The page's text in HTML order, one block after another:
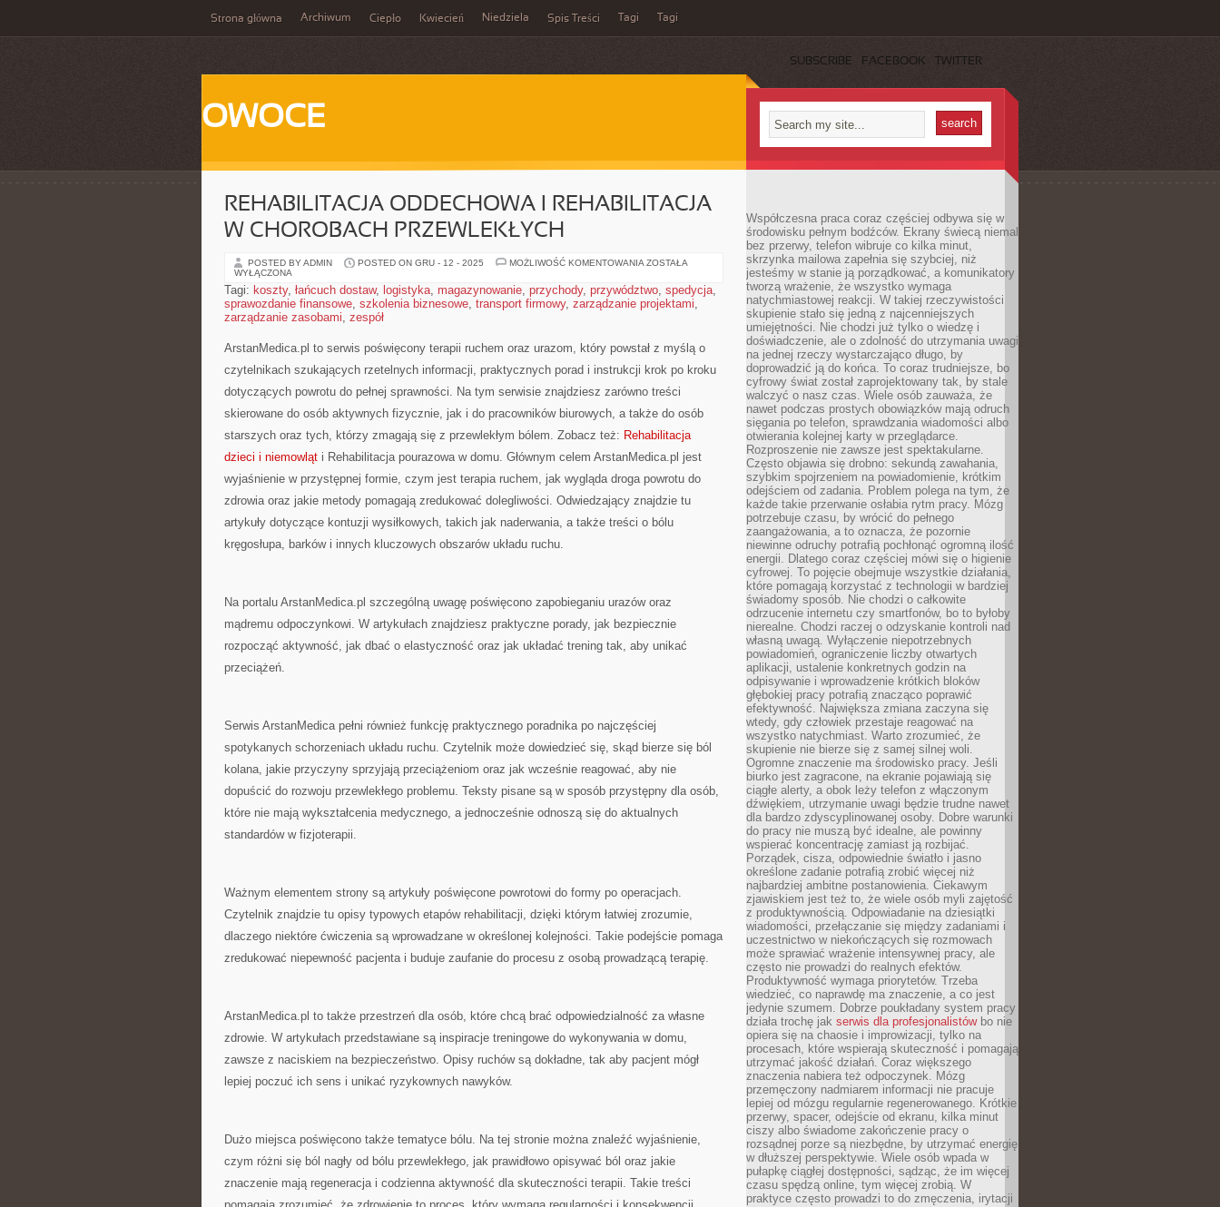
Strona główna Archiwum Ciepło Kwiecień Niedziela Spis Treści Tagi Tagi
SUBSCRIBE FACEBOOK TWITTER
OWOCE
REHABILITACJA ODDECHOWA I REHABILITACJA
W CHOROBACH PRZEWLEKŁYCH
POSTED BY ADMIN POSTED ON GRU - 12 - 2025 MOŻLIWOŚĆ KOMENTOWANIA REHABILITACJA
REHABILITACJA
W
CHOROBACH
ZOSTAŁA
WYŁĄCZONA
Tagi: koszty, łańcuch dostaw, logistyka, magazynowanie, przychody, przywództwo, spedycja,
sprawozdanie finansowe, szkolenia biznesowe, transport firmowy, zarządzanie projektami,
zarządzanie zasobami, zespół
ArstanMedica.pl to serwis poświęcony terapii ruchem oraz urazom, który powstał z myślą o
czytelnikach szukających rzetelnych informacji, praktycznych porad i instrukcji krok po kroku
dotyczących powrotu do pełnej sprawności. Na tym serwisie znajdziesz zarówno treści
skierowane do osób aktywnych fizycznie, jak i do pracowników biurowych, a także do osób
starszych oraz tych, którzy zmagają się z przewlekłym bólem. Zobacz też: Rehabilitacja
dzieci i niemowląt i Rehabilitacja pourazowa w domu. Głównym celem ArstanMedica.pl jest
wyjaśnienie w przystępnej formie, czym jest terapia ruchem, jak wygląda droga powrotu do
zdrowia oraz jakie metody pomagają zredukować dolegliwości. Odwiedzający znajdzie tu
artykuły dotyczące kontuzji wysiłkowych, takich jak naderwania, a także treści o bólu
kręgosłupa, barków i innych kluczowych obszarów układu ruchu.
Na portalu ArstanMedica.pl szczególną uwagę poświęcono zapobieganiu urazów oraz
mądremu odpoczynkowi. W artykułach znajdziesz praktyczne porady, jak bezpiecznie
rozpocząć aktywność, jak dbać o elastyczność oraz jak układać trening tak, aby unikać
przeciążeń.
Serwis ArstanMedica pełni również funkcję praktycznego poradnika po najczęściej
spotykanych schorzeniach układu ruchu. Czytelnik może dowiedzieć się, skąd bierze się ból
kolana, jakie przyczyny sprzyjają przeciążeniom oraz jak wcześnie reagować, aby nie
dopuścić do rozwoju przewlekłego problemu. Teksty pisane są w sposób przystępny dla osób,
które nie mają wykształcenia medycznego, a jednocześnie odnoszą się do aktualnych
standardów w fizjoterapii.
Ważnym elementem strony są artykuły poświęcone powrotowi do formy po operacjach.
Czytelnik znajdzie tu opisy typowych etapów rehabilitacji, dzięki którym łatwiej zrozumie,
dlaczego niektóre ćwiczenia są wprowadzane w określonej kolejności. Takie podejście pomaga
zredukować niepewność pacjenta i buduje zaufanie do procesu z osobą prowadzącą terapię.
ArstanMedica.pl to także przestrzeń dla osób, które chcą brać odpowiedzialność za własne
zdrowie. W artykułach przedstawiane są inspiracje treningowe do wykonywania w domu,
zawsze z naciskiem na bezpieczeństwo. Opisy ruchów są dokładne, tak aby pacjent mógł
lepiej poczuć ich sens i unikać ryzykownych nawyków.
Dużo miejsca poświęcono także tematyce bólu. Na tej stronie można znaleźć wyjaśnienie,
czym różni się ból nagły od bólu przewlekłego, jak prawidłowo opisywać ból oraz jakie
znaczenie mają regeneracja i codzienna aktywność dla skuteczności terapii. Takie treści
Współczesna praca coraz częściej odbywa się w
środowisku pełnym bodźców. Ekrany świecą niemal
bez przerwy, telefon wibruje co kilka minut,
skrzynka mailowa zapełnia się szybciej, niż
jesteśmy w stanie ją porządkować, a komunikatory
tworzą wrażenie, że wszystko wymaga
natychmiastowej reakcji. W takiej rzeczywistości
skupienie stało się jedną z najcenniejszych
umiejętności. Nie chodzi już tylko o wiedzę i
doświadczenie, ale o zdolność do utrzymania uwagi
na jednej rzeczy wystarczająco długo, by
doprowadzić ją do końca. To coraz trudniejsze, bo
cyfrowy świat został zaprojektowany tak, by stale
walczyć o nasz czas. Wiele osób zauważa, że
nawet podczas prostych obowiązków mają odruch
sięgania po telefon, sprawdzania wiadomości albo
otwierania kolejnej karty w przeglądarce.
Rozproszenie nie zawsze jest spektakularne.
Często objawia się drobno: sekundą zawahania,
szybkim spojrzeniem na powiadomienie, krótkim
odejściem od zadania. Problem polega na tym, że
każde takie przerwanie osłabia rytm pracy. Mózg
potrzebuje czasu, by wrócić do pełnego
zaangażowania, a to oznacza, że pozornie
niewinne odruchy potrafią pochłonąć ogromną ilość
energii. Dlatego coraz częściej mówi się o higienie
cyfrowej. To pojęcie obejmuje wszystkie działania,
które pomagają korzystać z technologii w bardziej
świadomy sposób. Nie chodzi o całkowite
odrzucenie internetu czy smartfonów, bo to byłoby
nierealne. Chodzi raczej o odzyskanie kontroli nad
własną uwagą. Wyłączenie niepotrzebnych
powiadomień, ograniczenie liczby otwartych
aplikacji, ustalenie konkretnych godzin na
odpisywanie i wprowadzenie krótkich bloków
głębokiej pracy potrafią znacząco poprawić
efektywność. Największa zmiana zaczyna się
wtedy, gdy człowiek przestaje reagować na
wszystko natychmiast. Warto zrozumieć, że
skupienie nie bierze się z samej silnej woli.
Ogromne znaczenie ma środowisko pracy. Jeśli
biurko jest zagracone, na ekranie pojawiają się
ciągłe alerty, a obok leży telefon z włączonym
dźwiękiem, utrzymanie uwagi będzie trudne nawet
dla bardzo zdyscyplinowanej osoby. Dobre warunki
do pracy nie muszą być idealne, ale powinny
wspierać koncentrację zamiast ją rozbijać.
Porządek, cisza, odpowiednie światło i jasno
określone zadanie potrafią zrobić więcej niż
najbardziej ambitne postanowienia. Ciekawym
zjawiskiem jest też to, że wiele osób myli zajętość
z produktywnością. Odpowiadanie na dziesiątki
wiadomości, przełączanie się między zadaniami i
uczestnictwo w niekończących się rozmowach
może sprawiać wrażenie intensywnej pracy, ale
często nie prowadzi do realnych efektów.
Produktywność wymaga priorytetów. Trzeba
wiedzieć, co naprawdę ma znaczenie, a co jest
jedynie szumem. Dobrze poukładany system pracy
działa trochę jak serwis dla profesjonalistówbo nie
opiera się na chaosie i improwizacji, tylko na
procesach, które wspierają skuteczność i pomagają
utrzymać jakość działań. Coraz większego
znaczenia nabiera też odpoczynek. Mózg
przemęczony nadmiarem informacji nie pracuje
lepiej od mózgu regularnie regenerowanego. Krótkie
przerwy, spacer, odejście od ekranu, kilka minut
ciszy albo świadome zakończenie pracy o
rozsądnej porze są niezbędne, by utrzymać energię
w dłuższej perspektywie. Wiele osób wpada w
pułapkę ciągłej dostępności, sądząc, że im więcej
czasu spędzą online, tym więcej zrobią. W
praktyce często prowadzi to do zmęczenia, irytacji